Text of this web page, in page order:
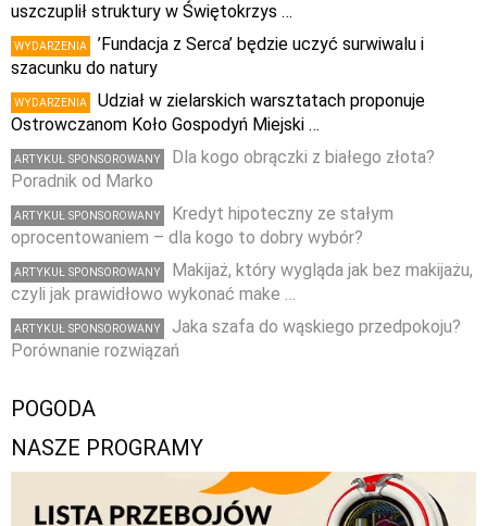
uszczuplił struktury w Świętokrzys …
WYDARZENIA
’Fundacja z Serca’ będzie uczyć surwiwalu i
szacunku do natury
WYDARZENIA
Udział w zielarskich warsztatach proponuje
Ostrowczanom Koło Gospodyń Miejski …
ARTYKUŁ SPONSOROWANY
Dla kogo obrączki z białego złota?
Poradnik od Marko
ARTYKUŁ SPONSOROWANY
Kredyt hipoteczny ze stałym
oprocentowaniem – dla kogo to dobry wybór?
ARTYKUŁ SPONSOROWANY
Makijaż, który wygląda jak bez makijażu,
czyli jak prawidłowo wykonać make …
ARTYKUŁ SPONSOROWANY
Jaka szafa do wąskiego przedpokoju?
Porównanie rozwiązań
POGODA
NASZE PROGRAMY